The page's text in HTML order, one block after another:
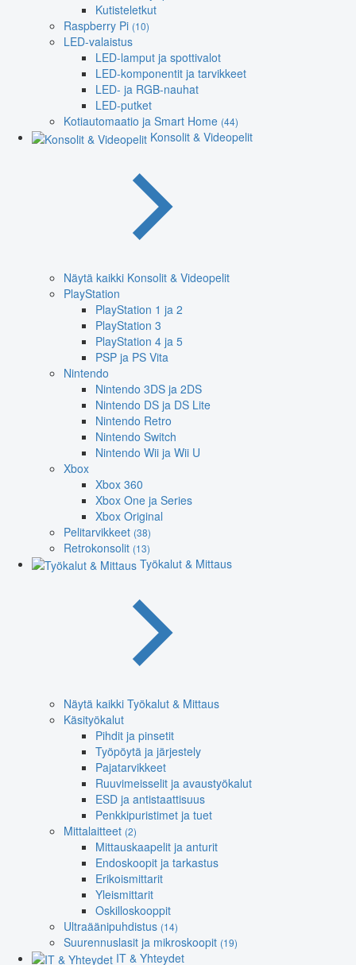
Kutisteletkut
Raspberry Pi (10)
LED-valaistus
LED-lamput ja spottivalot
LED-komponentit ja tarvikkeet
LED- ja RGB-nauhat
LED-putket
Kotiautomaatio ja Smart Home (44)
Konsolit & Videopelit
Näytä kaikki Konsolit & Videopelit
PlayStation
PlayStation 1 ja 2
PlayStation 3
PlayStation 4 ja 5
PSP ja PS Vita
Nintendo
Nintendo 3DS ja 2DS
Nintendo DS ja DS Lite
Nintendo Retro
Nintendo Switch
Nintendo Wii ja Wii U
Xbox
Xbox 360
Xbox One ja Series
Xbox Original
Pelitarvikkeet (38)
Retrokonsolit (13)
Työkalut & Mittaus
Näytä kaikki Työkalut & Mittaus
Käsityökalut
Pihdit ja pinsetit
Työpöytä ja järjestely
Pajatarvikkeet
Ruuvimeisselit ja avaustyökalut
ESD ja antistaattisuus
Penkkipuristimet ja tuet
Mittalaitteet (2)
Mittauskaapelit ja anturit
Endoskoopit ja tarkastus
Erikoismittarit
Yleismittarit
Oskilloskooppit
Ultraäänipuhdistus (14)
Suurennuslasit ja mikroskoopit (19)
IT & Yhteydet